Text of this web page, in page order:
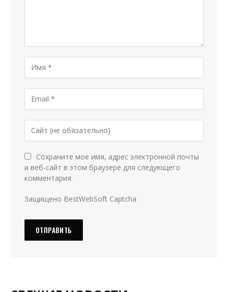
Сохраните мое имя, адрес электронной почты
и веб-сайт в этом браузере для следующего
комментария.
Защищено BestWebSoft Captcha